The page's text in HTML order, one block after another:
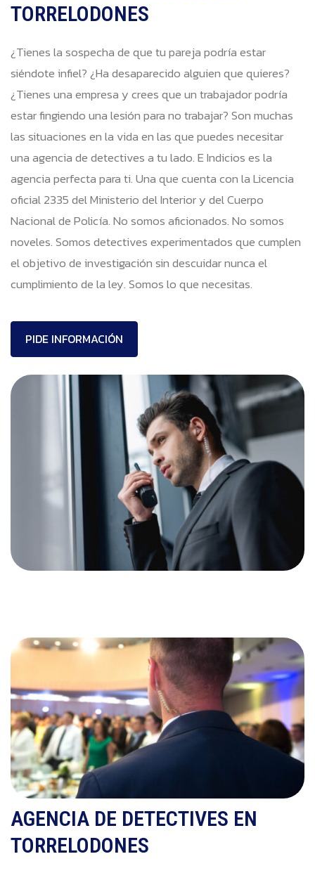
TORRELODONES
¿Tienes la sospecha de que tu pareja podría estar
siéndote infiel? ¿Ha desaparecido alguien que quieres?
¿Tienes una empresa y crees que un trabajador podría
estar fingiendo una lesión para no trabajar? Son muchas
las situaciones en la vida en las que puedes necesitar
una agencia de detectives a tu lado. E Indicios es la
agencia perfecta para ti. Una que cuenta con la Licencia
oficial 2335 del Ministerio del Interior y del Cuerpo
Nacional de Policía. No somos aficionados. No somos
noveles. Somos detectives experimentados que cumplen
el objetivo de investigación sin descuidar nunca el
cumplimiento de la ley. Somos lo que necesitas.
PIDE INFORMACIÓN
AGENCIA DE DETECTIVES EN
TORRELODONES